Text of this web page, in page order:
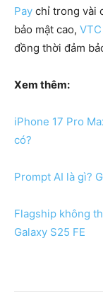
Pay chỉ trong vài
bảo mật cao,
đồng thời đảm
Xem thêm:
iPhone 17 Pro
có?
Prompt AI là gì?
Flagship không
Galaxy S25 FE